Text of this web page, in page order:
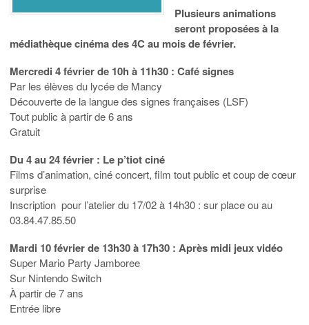
Plusieurs animations
seront proposées à la
médiathèque cinéma des 4C au mois de février.
Mercredi 4 février de 10h à 11h30 : Café signes
Par les élèves du lycée de Mancy
Découverte de la langue des signes françaises (LSF)
Tout public à partir de 6 ans
Gratuit
Du 4 au 24 février : Le p’tiot ciné
Films d’animation, ciné concert, film tout public et coup de cœur
surprise
Inscription pour l’atelier du 17/02 à 14h30 : sur place ou au
03.84.47.85.50
Mardi 10 février de 13h30 à 17h30 : Après midi jeux vidéo
Super Mario Party Jamboree
Sur Nintendo Switch
À partir de 7 ans
Entrée libre